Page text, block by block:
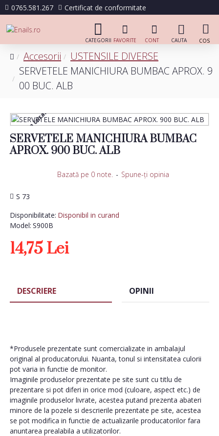
0765.581.267 Certificat de conformitate
Accesorii
USTENSILE DIVERSE
SERVETELE MANICHIURA BUMBAC APROX. 9
00 BUC. ALB
Disponibil in curand
SERVETELE MANICHIURA BUMBAC
APROX. 900 BUC. ALB
Disponibilitate: Disponibil in curand
Model: S900B
S 73
Bazată pe 0 note. - Spune-ţi opinia
14,75 Lei
DESCRIERE OPINII
*Produsele prezentate sunt comercializate in ambalajul
original al producatorului. Nuanta, tonul si intensitatea culorii
pot varia in functie de monitor.
Imaginile produselor prezentate pe site sunt cu titlu de
prezentare si pot diferi in orice mod (culoare, aspect etc.) de
imaginile produselor livrate, acestea putand prezenta abateri
minore de la pozele si descrierile prezentate pe site, acestea
se pot modifica in functie de actualizarile producatorilor fara
anuntarea prealabila a utilizatorilor.